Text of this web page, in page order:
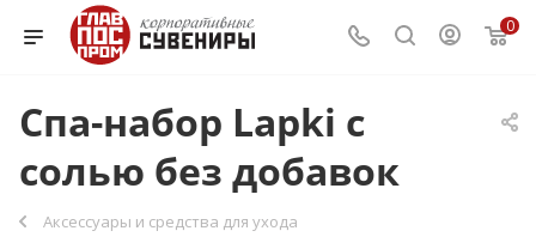
0
Спа-набор Lapki с
солью без добавок
Аксессуары и средства для ухода